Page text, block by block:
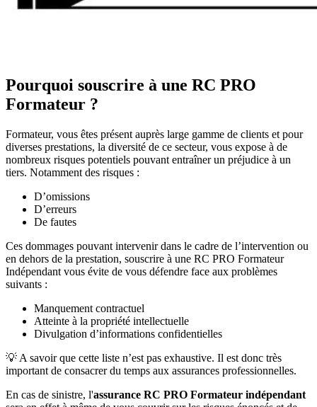
Pourquoi souscrire à une RC PRO
Formateur ?
Formateur, vous êtes présent auprès large gamme de clients et pour
diverses prestations, la diversité de ce secteur, vous expose à de
nombreux risques potentiels pouvant entraîner un préjudice à un
tiers. Notamment des risques :
D’omissions
D’erreurs
De fautes
Ces dommages pouvant intervenir dans le cadre de l’intervention ou
en dehors de la prestation, souscrire à une RC PRO Formateur
Indépendant vous évite de vous défendre face aux problèmes
suivants :
Manquement contractuel
Atteinte à la propriété intellectuelle
Divulgation d’informations confidentielles
💡 A savoir que cette liste n’est pas exhaustive. Il est donc très
important de consacrer du temps aux assurances professionnelles.
En cas de sinistre, l'assurance RC PRO Formateur indépendant